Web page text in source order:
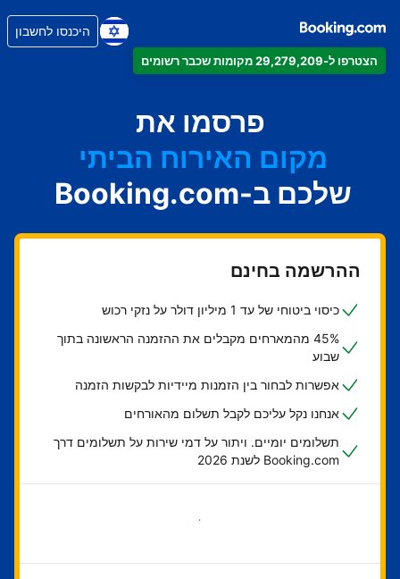
הצטרפו ל-29,279,209 מקומות שכבר רשומים
היכנסו לחשבון
פרסמו את
הדירה
המלון
מקום האירוח הביתי
בית ההארחה
ה-B&B
שלכם ב-Booking.com
ההרשמה בחינם
כיסוי ביטוחי של עד 1 מיליון דולר על נזקי רכוש
45% מהמארחים מקבלים את ההזמנה הראשונה בתוך
שבוע
אפשרות לבחור בין הזמנות מיידיות לבקשות הזמנה
אנחנו נקל עליכם לקבל תשלום מהאורחים
תשלומים יומיים. ויתור על דמי שירות על תשלומים דרך
Booking.com לשנת 2026
בואו נתחיל